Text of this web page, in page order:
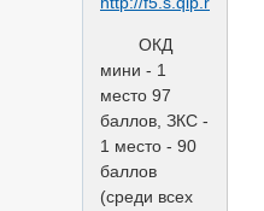
ОКД
мини - 1
место 97
баллов, ЗКС -
1 место - 90
баллов
(среди всех